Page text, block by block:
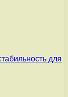
для